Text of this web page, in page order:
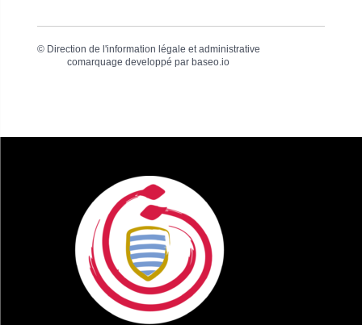
© Direction de l'information légale et administrative
comarquage developpé parbaseo.io